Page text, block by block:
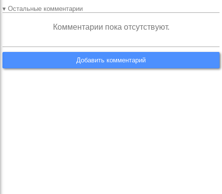
▾ Остальные комментарии
Комментарии пока отсутствуют.
Добавить комментарий